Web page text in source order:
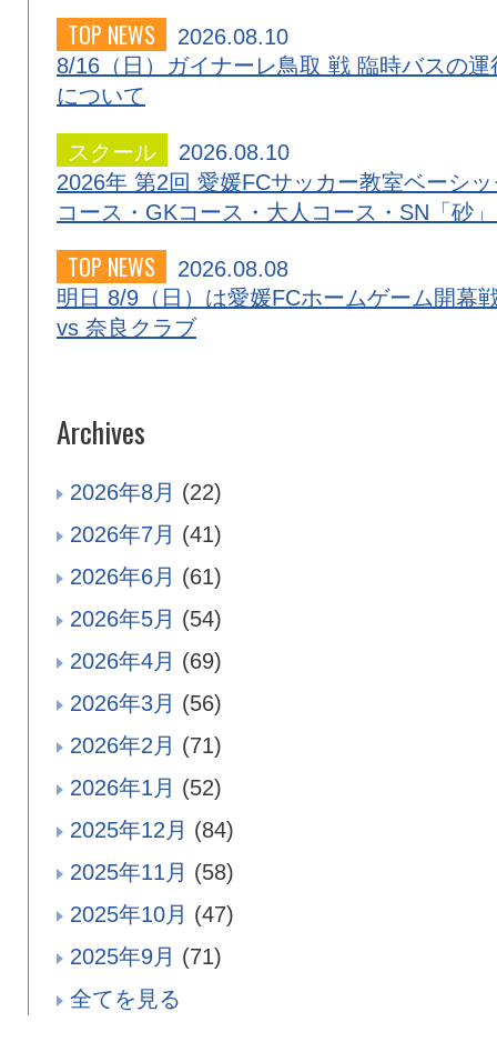
TOP NEWS
2026.08.10
8/16（日）ガイナーレ鳥取 戦 臨時バスの運
について
スクール
2026.08.10
2026年 第2回 愛媛FCサッカー教室ベーシッ
コース・GKコース・大人コース・SN「砂
TOP NEWS
2026.08.08
明日 8/9（日）は愛媛FCホームゲーム開幕
vs 奈良クラブ
Archives
2026年8月 (22)
2026年7月 (41)
2026年6月 (61)
2026年5月 (54)
2026年4月 (69)
2026年3月 (56)
2026年2月 (71)
2026年1月 (52)
2025年12月 (84)
2025年11月 (58)
2025年10月 (47)
2025年9月 (71)
全てを見る